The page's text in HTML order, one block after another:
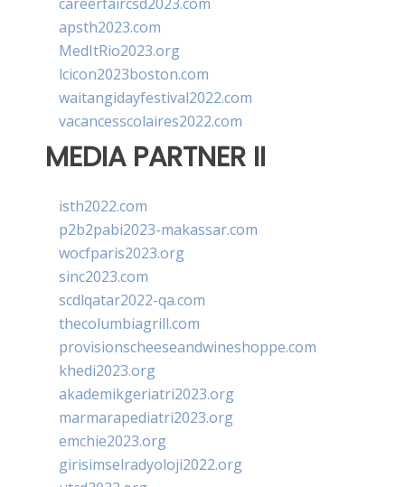
apsth2023.com
MedItRio2023.org
lcicon2023boston.com
waitangidayfestival2022.com
vacancesscolaires2022.com
MEDIA PARTNER II
isth2022.com
p2b2pabi2023-makassar.com
wocfparis2023.org
sinc2023.com
scdlqatar2022-qa.com
thecolumbiagrill.com
provisionscheeseandwineshoppe.com
khedi2023.org
akademikgeriatri2023.org
marmarapediatri2023.org
emchie2023.org
girisimselradyoloji2022.org